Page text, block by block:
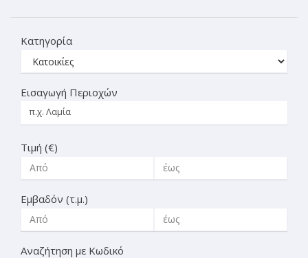
Κατηγορία
Εισαγωγή Περιοχών
Τιμή (€)
Εμβαδόν (τ.μ.)
Αναζήτηση με Κωδικό